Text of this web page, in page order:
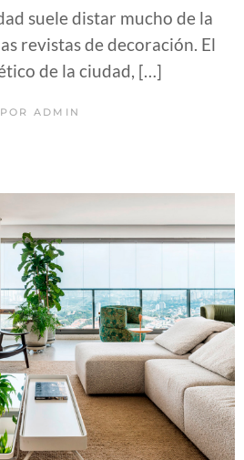
suele distar mucho de la
revistas de decoración. El
de la ciudad, […]
POR ADMIN